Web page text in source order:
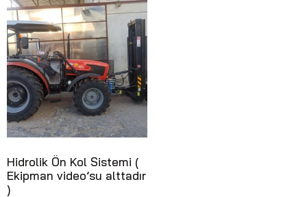
Hidrolik Ön Kol Sistemi (
Ekipman video’su alttadır
)